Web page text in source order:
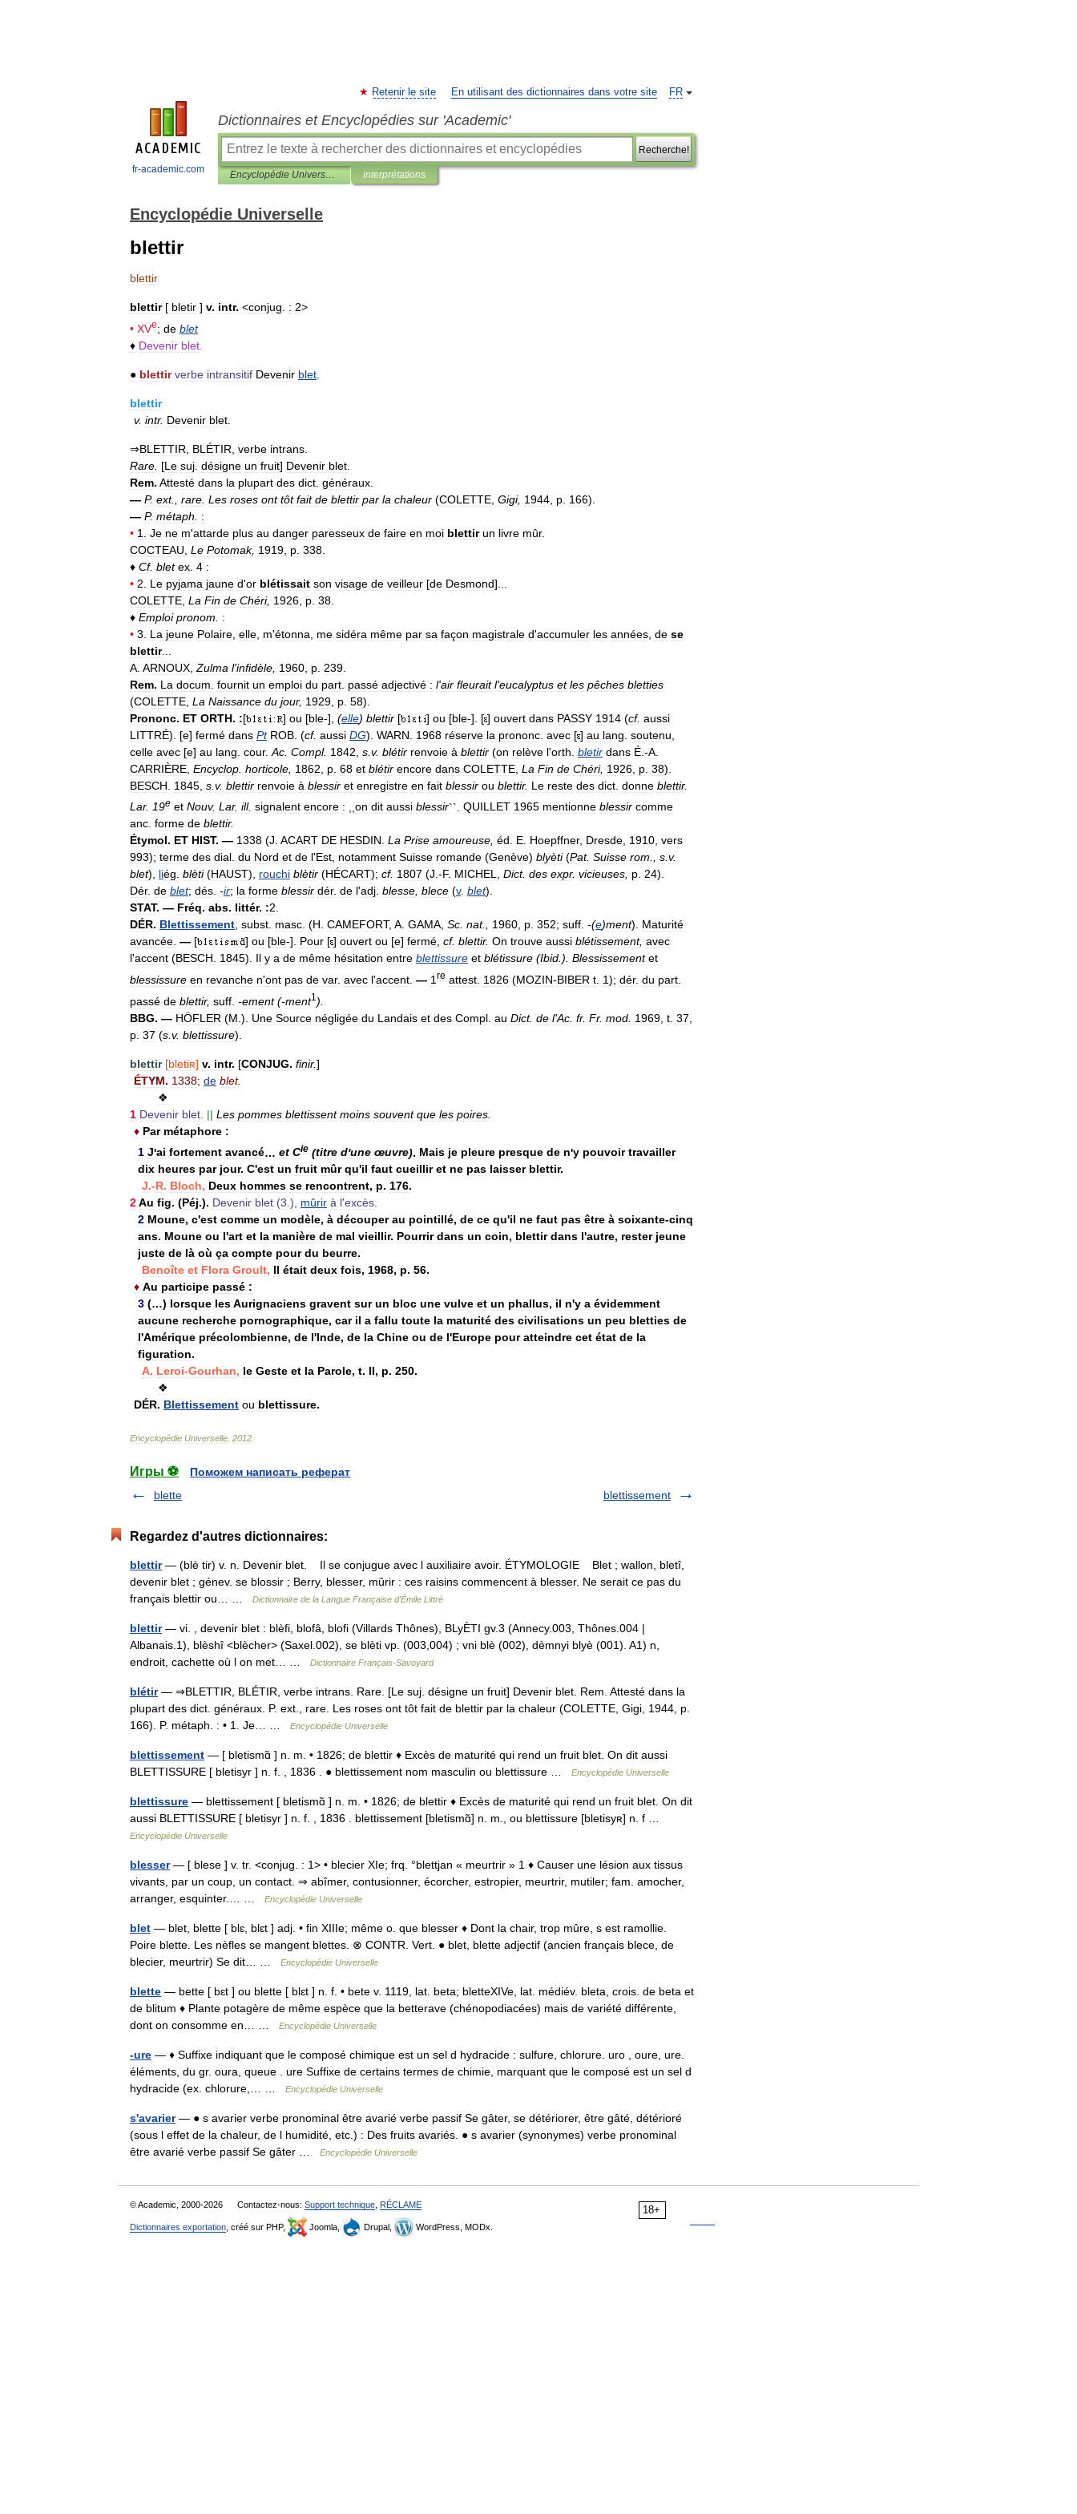
fr-academic.com
FR
Retenir le site En utilisant des dictionnaires dans votre site
Dictionnaires et Encyclopédies sur 'Academic'
Recherche!
Encyclopédie Universelle interprétations
Encyclopédie Universelle
blettir
blettir
blettir[ bletir ] v. intr. <conjug : 2>
• XVe; de blet
♦ Devenir blet
● blettir verbe intransitif Devenir blet
blettir
v. intr. Devenir blet
⇒BLETTIR BLÉTIR verbe intrans
Rare [Le suj désigne un fruit] Devenir blet
Rem. Attesté dans la plupart des dict généraux
— P. ext., rare Les roses ont tôt fait de blettir par la chaleur (COLETTE Gigi, 1944 p 166).
— P. métaph
:
• 1 Je ne m'attarde plus au danger paresseux de faire en moi blettir un livre mûr.
COCTEAU Le Potomak, 1919 p 338
♦ Cf. blet ex 4 :
• 2 Le pyjama jaune d'or blétissait son visage de veilleur [de Desmond]...
COLETTE La Fin de Chéri, 1926 p 38
♦ Emploi pronom
:
• 3 La jeune Polaire elle m'étonna me sidéra même par sa façon magistrale d'accumuler les années de se
blettir...
A ARNOUX Zulma l'infidèle 1960 p 239
Rem. La docum fournit un emploi du part passé adjectivé : l'air fleurait l'eucalyptus et les pêches bletties
(COLETTE La Naissance du jour, 1929 p 58).
Prononc. ET ORTH. :[ ] ou [ble-], (elle) blettir [ ] ou [ble-]. [ ] ouvert dans PASSY 1914 (cf. aussi
LITTRÉ). [e] fermé dans Pt ROB . (cf. aussi DG). WARN 1968 réserve la prononc avec [ ] au lang soutenu
celle avec [e] au lang cour. Ac Compl. 1842 s v. blétir renvoie à blettir (on relève l'orth bletir dans É .-A
CARRIÈRE Encyclop horticole 1862 p 68 et blétir encore dans COLETTE La Fin de Chéri, 1926 p 38).
BESCH
1845 s v. blettir renvoie à blessir et enregistre en fait blessir ou blettir. Le reste des dict donne blettir.
Lar. 19e et Nouv. Lar. ill. signalent encore : on dit aussi blessir``. QUILLET 1965 mentionne blessir comme
anc. forme de blettir.
Étymol. ET HIST. — 1338 (J. ACART DE HESDIN. La Prise amoureuse, éd. E. Hoepffner, Dresde, 1910, vers
993); terme des dial. du Nord et de l'Est, notamment Suisse romande (Genève) blyèti(Pat. Suisse rom., s.v.
blet), liég. blèti(HAUST), rouchi blètir (HÉCART); cf. 1807 (J.-F. MICHEL, Dict. des expr. vicieuses, p. 24).
Dér. de blet; dés. -ir; la forme blessir dér. de l'adj. blesse, blece (v. blet).
STAT. — Fréq. abs. littér. :2.
DÉR. Blettissement, subst. masc. (H. CAMEFORT, A. GAMA, Sc. nat., 1960, p. 352; suff. -(e)ment). Maturité
avancée. — [ ] ou [ble-]. Pour [ ] ouvert ou [e] fermé, cf. blettir. On trouve aussi blétissement, avec
l'accent (BESCH. 1845). Il y a de même hésitation entre blettissure et blétissure (Ibid.). Blessissement et
blessissure en revanche n'ont pas de var. avec l'accent — 1 re attest 1826 (MOZIN-BIBER t 1); dér. du part
passé de blettir, suff -ement(-ment1 ).
BBG. — HÖFLER (M .). Une Source négligée du Landais et des Compl au Dict. de l'Ac fr. Fr. mod 1969 t 37
p 37 (s v. blettissure).
blettir [bletiʀ] v. intr. [CONJUG. finir.]
ÉTYM. 1338; de blet.
❖
1 Devenir blet || Les pommes blettissent moins souvent que les poires
♦ Par métaphore :
1 J'ai fortement avancé… et Cie (titre d'une œuvre). Mais je pleure presque de n'y pouvoir travailler
dix heures par jour. C'est un fruit mûr qu'il faut cueillir et ne pas laisser blettir.
J.-R. Bloch, Deux hommes se rencontrent, p. 176.
2Au fig. (Péj.). Devenir blet (3.), mûrir à l'excès.
2 Moune, c'est comme un modèle, à découper au pointillé, de ce qu'il ne faut pas être à soixante-cinq
ans. Moune ou l'art et la manière de mal vieillir. Pourrir dans un coin, blettir dans l'autre, rester jeune
juste de là où ça compte pour du beurre.
Benoîte et Flora Groult, Il était deux fois, 1968, p. 56.
♦ Au participe passé :
3 (…) lorsque lesAurignaciens gravent sur un bloc une vulve et un phallus, il n'y a évidemment
aucune recherche pornographique, car il a fallu toute la maturité des civilisations un peu bletties de
l'Amérique précolombienne, de l'Inde, de la Chine ou de l'Europe pour atteindre cet état de la
figuration.
A. Leroi-Gourhan, le Geste et la Parole, t. II, p. 250.
❖
DÉR. Blettissement ou blettissure.
Encyclopédie Universelle 2012
Игры ⚽
Поможем написать реферат
blette
blettissement
Regardez d'autres dictionnaires:
blettir— (blè tir) v. n. Devenir blet. Il se conjugue avec l auxiliaire avoir. ÉTYMOLOGIE Blet ; wallon, bletî,
devenir blet ; génev. se blossir ; Berry, blesser, mûrir : ces raisins commencent à blesser. Ne serait ce pas du
français blettir ou… …
Dictionnaire de la Langue Française d'Émile Littré
blettir— vi. , devenir blet : blèfi, blofâ, blofi (Villards Thônes), BLyÈTI gv.3 (Annecy.003, Thônes.004 |
Albanais.1), blèshî <blècher> (Saxel.002), se blèti vp. (003,004) ; vni blè (002), dèmnyi blyè (001). A1) n,
endroit, cachette où l on met… …
Dictionnaire Français-Savoyard
blétir— ⇒BLETTIR, BLÉTIR, verbe intrans. Rare. [Le suj. désigne un fruit] Devenir blet. Rem. Attesté dans la
plupart des dict. généraux. P. ext., rare. Les roses ont tôt fait de blettir par la chaleur (COLETTE, Gigi, 1944, p.
166). P. métaph. : • 1. Je… …
Encyclopédie Universelle
blettissement — [ bletismɑ̃ ] n. m. • 1826; de blettir ♦ Excès de maturité qui rend un fruit blet. On dit aussi
BLETTISSURE [ bletisyr ] n. f. , 1836 . ● blettissement nom masculin ou blettissure …
Encyclopédie Universelle
blettissure — blettissement [ bletismɑ̃ ] n. m. • 1826; de blettir ♦ Excès de maturité qui rend un fruit blet. On dit
aussi BLETTISSURE [ bletisyr ] n. f. , 1836 . blettissement [bletismɑ̃] n. m., ou blettissure [bletisyʀ] n. f …
Encyclopédie Universelle
blesser— [ blese ] v. tr. <conjug. : 1> • blecier XIe; frq. °blettjan « meurtrir » 1 ♦ Causer une lésion aux tissus
vivants, par un coup, un contact. ⇒ abîmer, contusionner, écorcher, estropier, meurtrir, mutiler; fam. amocher,
arranger, esquinter.… …
Encyclopédie Universelle
blet — blet, blette [ blɛ, blɛt ] adj. • fin XIIIe; même o. que blesser ♦ Dont la chair, trop mûre, s est ramollie.
Poire blette. Les nèfles se mangent blettes. ⊗ CONTR. Vert. ● blet, blette adjectif (ancien français blece, de
blecier, meurtrir) Se dit… …
Encyclopédie Universelle
blette — bette [ bɛt ] ou blette [ blɛt ] n. f. • bete v. 1119, lat. beta; bletteXIVe, lat. médiév. bleta, crois. de beta et
de blitum ♦ Plante potagère de même espèce que la betterave (chénopodiacées) mais de variété différente,
dont on consomme en… …
Encyclopédie Universelle
-ure — ♦ Suffixe indiquant que le composé chimique est un sel d hydracide : sulfure, chlorure. uro , oure, ure.
éléments, du gr. oura, queue . ure Suffixe de certains termes de chimie, marquant que le composé est un sel d
hydracide (ex. chlorure,… …
Encyclopédie Universelle
s'avarier— ● s avarier verbe pronominal être avarié verbe passif Se gâter, se détériorer, être gâté, détérioré
(sous l effet de la chaleur, de l humidité, etc.) : Des fruits avariés. ● s avarier (synonymes) verbe pronominal
être avarié verbe passif Se gâter …
Encyclopédie Universelle
18+
© Academic, 2000-2026 Contactez-nous: Support technique RÉCLAME
Dictionnaires exportation , créé sur PHP, Joomla, Drupal, WordPress, MODx.